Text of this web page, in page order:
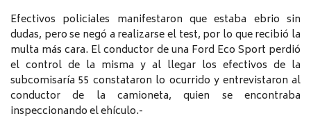
Efectivos policiales manifestaron que estaba ebrio sin
dudas, pero se negó a realizarse el test, por lo que recibió la
multa más cara. El conductor de una Ford Eco Sport perdió
el control de la misma y al llegar los efectivos de la
subcomisaría 55 constataron lo ocurrido y entrevistaron al
conductor de la camioneta, quien se encontraba
inspeccionando el ehículo.-